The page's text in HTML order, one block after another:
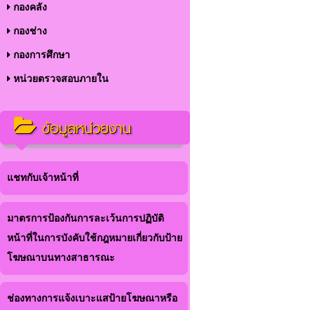
กองคลัง
กองช่าง
กองการศึกษา
หน่วยตรวจสอบภายใน
ข้อมูลหน่วยงาน
แชทกับเจ้าหน้าที่
มาตรการป้องกันการละเว้นการปฏิบัติ
หน้าที่ในการบังคับใช้กฎหมายเกี่ยวกับป้าย
โฆษณาบนทางสาธารณะ
ช่องทางการแจ้งเบาะแสป้ายโฆษณาหรือ